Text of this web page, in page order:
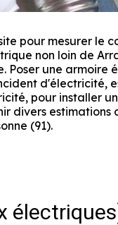
pour mesurer le
non loin de
Poser une armoire
d'électricité,
pour installer
divers
(91).